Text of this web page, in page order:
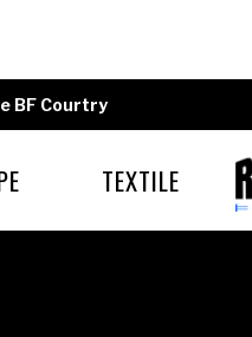
BF Courtry
TEXTILE